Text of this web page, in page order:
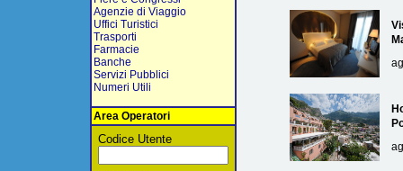
Agenzie di Viaggio
Uffici Turistici
Trasporti
Farmacie
Banche
Servizi Pubblici
Numeri Utili
Area Operatori
Codice Utente